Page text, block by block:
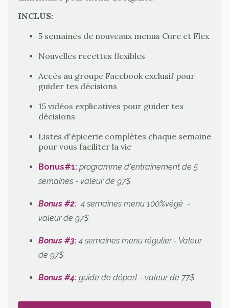
INCLUS:
5 semaines de nouveaux menus Cure et Flex
Nouvelles recettes flexibles
Accès au groupe Facebook exclusif pour
guider tes décisions
15 vidéos explicatives pour guider tes
décisions
Listes d'épicerie complètes chaque semaine
pour vous faciliter la vie
Bonus#1: programme d'entraînement de 5
semaines - valeur de 97$
Bonus #2: 4 semaines menu 100%végé -
valeur de 97$
Bonus #3: 4 semaines menu régulier - Valeur
de 97$
Bonus #4: guide de départ - valeur de 77$